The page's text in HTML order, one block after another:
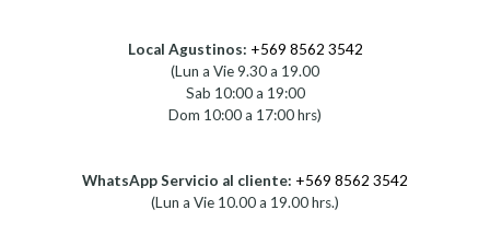
Local Agustinos: +569 8562 3542
(Lun a Vie 9.30 a 19.00
Sab 10:00 a 19:00
Dom 10:00 a 17:00 hrs)
WhatsApp Servicio al cliente: +569 8562 3542
(Lun a Vie 10.00 a 19.00 hrs.)